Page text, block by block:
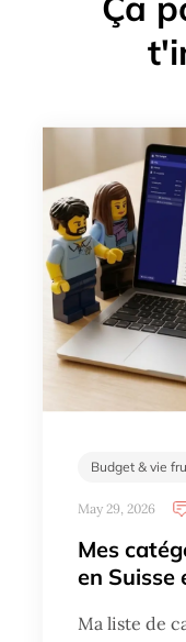
Budget & vie
May 29, 2026
Mes
en Suisse
Ma liste de